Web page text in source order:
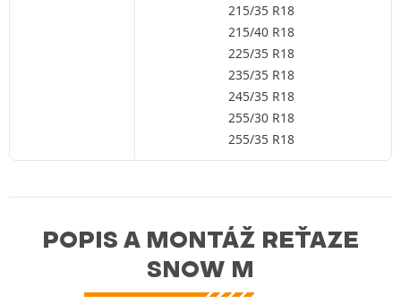
215/35 R18
215/40 R18
225/35 R18
235/35 R18
245/35 R18
255/30 R18
255/35 R18
POPIS A MONTÁŽ REŤAZE
SNOW M